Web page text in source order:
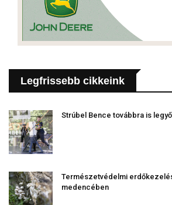
Legfrissebb cikkeink
Strúbel Bence továbbra is
Természetvédelmi
medencében